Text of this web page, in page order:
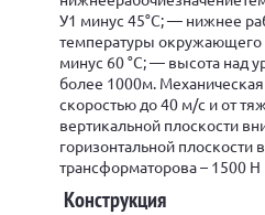
У1 минус 45°С; — нижнее
температуры окружающего
минус 60 °С; — высота над
более 1000м. Механическая
скоростью до 40 м/с и от
вертикальной плоскости
горизонтальной плоскости
трансформаторова – 1500 Н
Конструкция